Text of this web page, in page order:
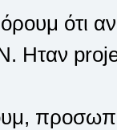
ότι
Ηταν